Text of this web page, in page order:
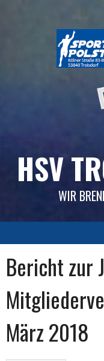
HSV
WIR
Bericht zur
März 2018